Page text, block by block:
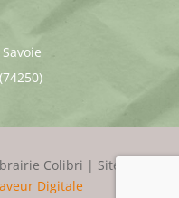
Colibri | Site
Digitale